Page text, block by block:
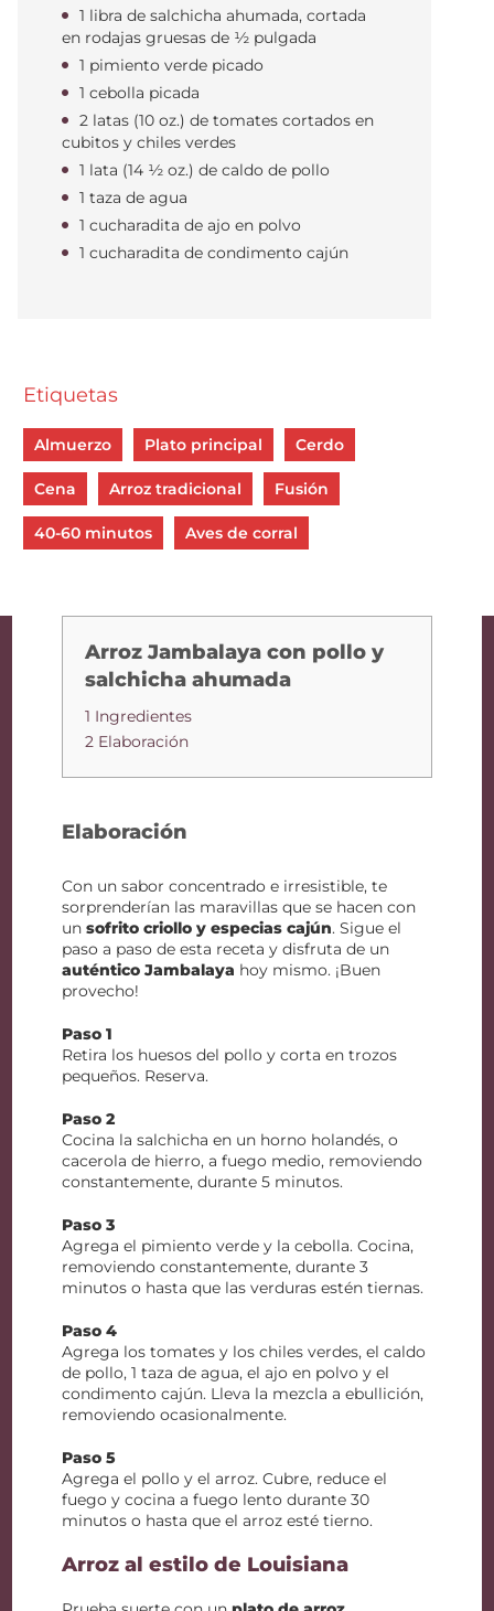
1 libra de salchicha ahumada, cortada
en rodajas gruesas de ½ pulgada
1 pimiento verde picado
1 cebolla picada
2 latas (10 oz.) de tomates cortados en
cubitos y chiles verdes
1 lata (14 ½ oz.) de caldo de pollo
1 taza de agua
1 cucharadita de ajo en polvo
1 cucharadita de condimento cajún
Etiquetas
Almuerzo Plato principal Cerdo
Cena Arroz tradicional Fusión
40-60 minutos Aves de corral
Arroz Jambalaya con pollo y
salchicha ahumada
1 Ingredientes
2 Elaboración
Elaboración
Con un sabor concentrado e irresistible, te
sorprenderían las maravillas que se hacen con
unsofrito criollo y especias cajún. Sigue el
paso a paso de esta receta y disfruta de un
auténtico Jambalaya hoy mismo. ¡Buen
provecho!
Paso 1
Retira los huesos del pollo y corta en trozos
pequeños. Reserva.
Paso 2
Cocina la salchicha en un horno holandés, o
cacerola de hierro, a fuego medio, removiendo
constantemente, durante 5 minutos.
Paso 3
Agrega el pimiento verde y la cebolla. Cocina,
removiendo constantemente, durante 3
minutos o hasta que las verduras estén tiernas.
Paso 4
Agrega los tomates y los chiles verdes, el caldo
de pollo, 1 taza de agua, el ajo en polvo y el
condimento cajún. Lleva la mezcla a ebullición,
removiendo ocasionalmente.
Paso 5
Agrega el pollo y el arroz. Cubre, reduce el
fuego y cocina a fuego lento durante 30
minutos o hasta que el arroz esté tierno.
Arroz al estilo de Louisiana